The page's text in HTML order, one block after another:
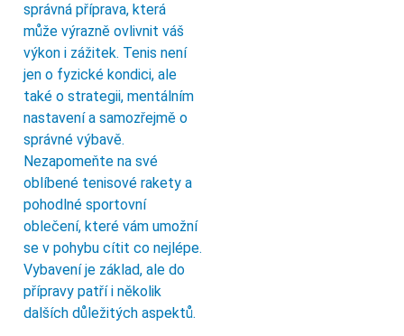
správná příprava, která
může výrazně ovlivnit váš
výkon i zážitek. Tenis není
jen o fyzické kondici, ale
také o strategii, mentálním
nastavení a samozřejmě o
správné výbavě.
Nezapomeňte na své
oblíbené tenisové rakety a
pohodlné sportovní
oblečení, které vám umožní
se v pohybu cítit co nejlépe.
Vybavení je základ, ale do
přípravy patří i několik
dalších důležitých aspektů.